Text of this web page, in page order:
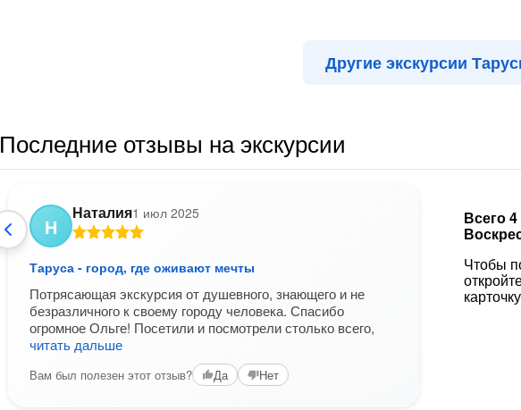
Другие экскурсии
Последние отзывы на экскурсии
Н
Наталия1 июл 2025
Таруса - город, где оживают мечты
Потрясающая экскурсия от душевного, знающего и не
безразличного к своему городу человека. Спасибо
огромное Ольге! Посетили и посмотрели столько всего,
читать дальше
Вам был полезен этот отзыв? Да Нет
Всего
Чтобы